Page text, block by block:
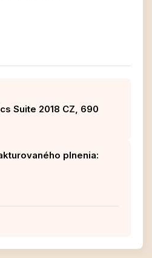
Suite 2018 CZ, 690
plnenia: